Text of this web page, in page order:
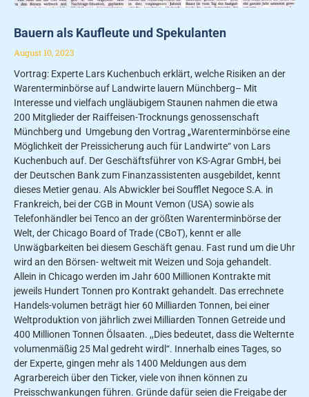
Bauern als Kaufleute und Spekulanten
August 10, 2023
Vortrag: Experte Lars Kuchenbuch erklärt, welche Risiken an der
Warenterminbörse auf Landwirte lauern Münchberg– Mit
Interesse und vielfach ungläubigem Staunen nahmen die etwa
200 Mitglie­der der Raiffeisen-Trocknungs­ genossenschaft
Münchberg und Umgebung den Vortrag „Warenterminbörse eine
Möglichkeit der Preissicherung auch für Landwirte“ von Lars
Kuchenbuch auf. Der Ge­schäftsführer von KS-Agrar GmbH, bei
der Deutschen Bank zum Finanzassistenten ausge­bildet, kennt
dieses Metier ge­nau. Als Abwickler bei Soufflet Negoce S.A. in
Frankreich, bei der CGB in Mount Vemon (USA) sowie als
Telefonhändler bei Tenco an der größten Wa­renterminbörse der
Welt, der Chicago Board of Trade (CBoT), kennt er alle
Unwägbarkeiten bei diesem Geschäft genau. Fast rund um die Uhr
wird an den Börsen- weltweit mit Weizen und Soja gehandelt.
Allein in Chicago werden im Jahr 600 Millionen Kontrakte mit
jeweils Hundert Tonnen pro Kontrakt gehandelt. Das er­rechnete
Handels-volumen be­trägt hier 60 Milliarden Ton­nen, bei einer
Weltproduktion von jährlich zwei Milliarden Tonnen Getreide und
400 Mil­lionen Tonnen Ölsaaten. ,,Dies bedeutet, dass die Welternte
volumenmäßig 25 Mal gedreht wirdl“. Innerhalb eines Tages, so
der Experte, gingen mehr als 1400 Meldungen aus dem
Agrarbereich über den Ticker, viele von ihnen können zu
Preisschwankungen führen. Gründe dafür seien die Freigabe der